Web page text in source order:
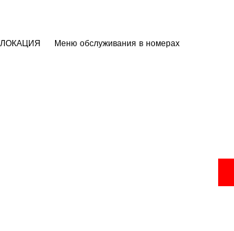
ЛОКАЦИЯ Меню обслуживания в номерах